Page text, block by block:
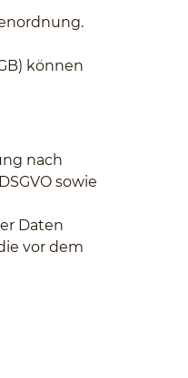
können
nach
sowie
Daten
vor dem